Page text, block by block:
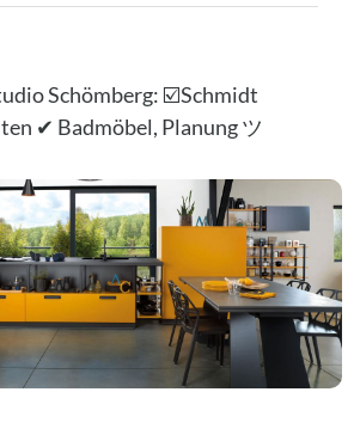
Schömberg: ☑️Schmidt
✔ Badmöbel, Planung ツ